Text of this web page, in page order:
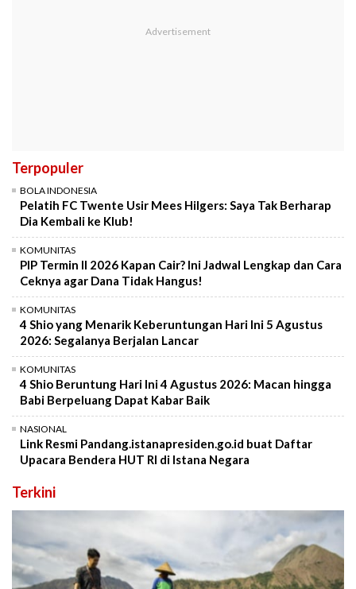
Terpopuler
BOLA INDONESIA
Pelatih FC Twente Usir Mees Hilgers: Saya Tak Berharap
Dia Kembali ke Klub!
KOMUNITAS
PIP Termin II 2026 Kapan Cair? Ini Jadwal Lengkap dan Cara
Ceknya agar Dana Tidak Hangus!
KOMUNITAS
4 Shio yang Menarik Keberuntungan Hari Ini 5 Agustus
2026: Segalanya Berjalan Lancar
KOMUNITAS
4 Shio Beruntung Hari Ini 4 Agustus 2026: Macan hingga
Babi Berpeluang Dapat Kabar Baik
NASIONAL
Link Resmi Pandang.istanapresiden.go.id buat Daftar
Upacara Bendera HUT RI di Istana Negara
Terkini